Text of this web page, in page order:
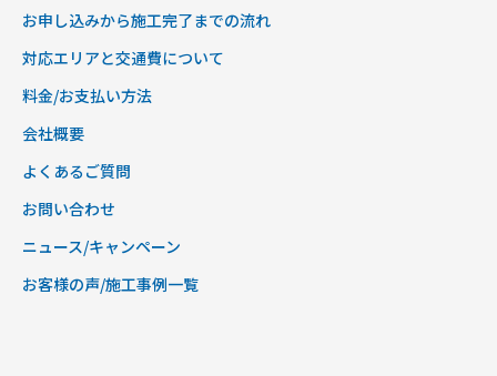
お申し込みから施工完了までの流れ
対応エリアと交通費について
料金/お支払い方法
会社概要
よくあるご質問
お問い合わせ
ニュース/キャンペーン
お客様の声/施工事例一覧